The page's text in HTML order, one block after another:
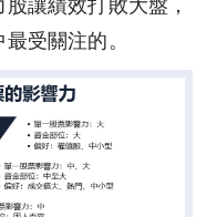
讓績效打敗大盤，
受關注的。